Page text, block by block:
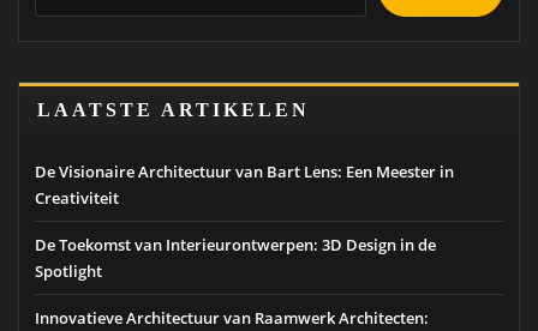
LAATSTE ARTIKELEN
De Visionaire Architectuur van Bart Lens: Een Meester in
Creativiteit
De Toekomst van Interieurontwerpen: 3D Design in de
Spotlight
Innovatieve Architectuur van Raamwerk Architecten: